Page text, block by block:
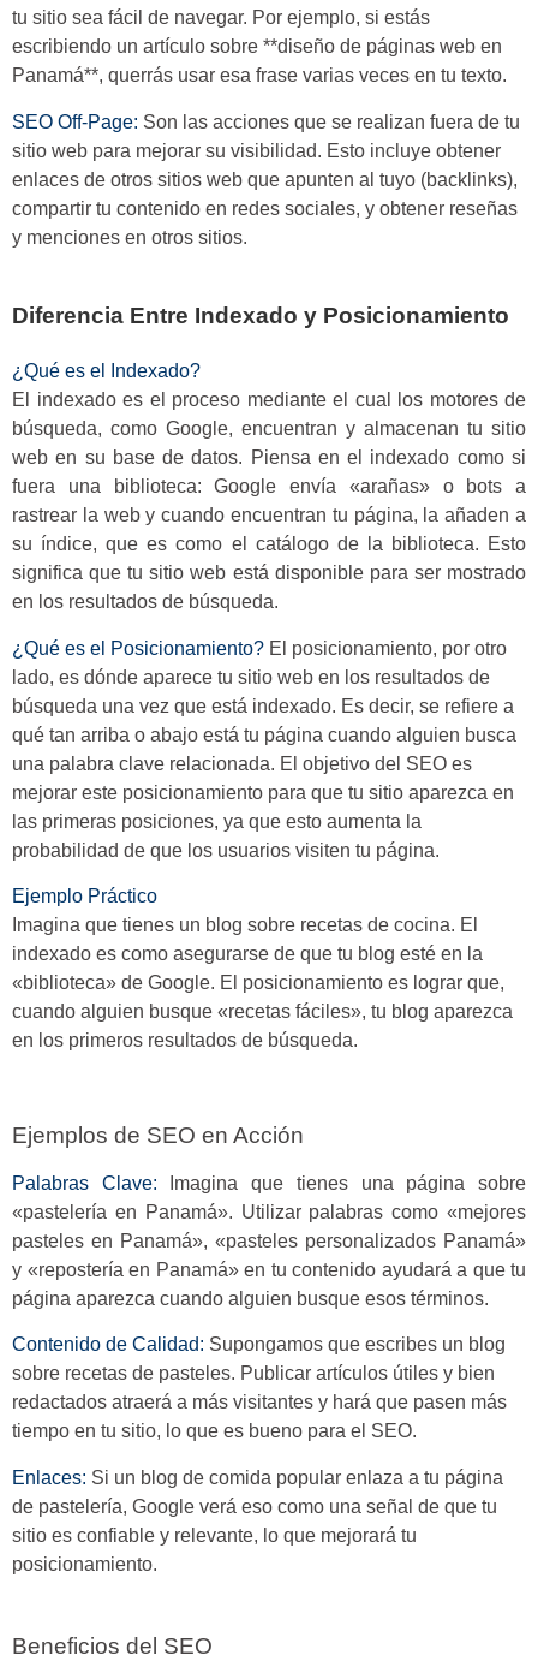
tu sitio sea fácil de navegar. Por ejemplo, si estás
escribiendo un artículo sobre **diseño de páginas web en
Panamá**, querrás usar esa frase varias veces en tu texto.
SEO Off-Page: Son las acciones que se realizan fuera de tu
sitio web para mejorar su visibilidad. Esto incluye obtener
enlaces de otros sitios web que apunten al tuyo (backlinks),
compartir tu contenido en redes sociales, y obtener reseñas
y menciones en otros sitios.
Diferencia Entre Indexado y Posicionamiento
¿Qué es el Indexado?
El indexado es el proceso mediante el cual los motores de
búsqueda, como Google, encuentran y almacenan tu sitio
web en su base de datos. Piensa en el indexado como si
fuera una biblioteca: Google envía «arañas» o bots a
rastrear la web y cuando encuentran tu página, la añaden a
su índice, que es como el catálogo de la biblioteca. Esto
significa que tu sitio web está disponible para ser mostrado
en los resultados de búsqueda.
¿Qué es el Posicionamiento? El posicionamiento, por otro
lado, es dónde aparece tu sitio web en los resultados de
búsqueda una vez que está indexado. Es decir, se refiere a
qué tan arriba o abajo está tu página cuando alguien busca
una palabra clave relacionada. El objetivo del SEO es
mejorar este posicionamiento para que tu sitio aparezca en
las primeras posiciones, ya que esto aumenta la
probabilidad de que los usuarios visiten tu página.
Ejemplo Práctico
Imagina que tienes un blog sobre recetas de cocina. El
indexado es como asegurarse de que tu blog esté en la
«biblioteca» de Google. El posicionamiento es lograr que,
cuando alguien busque «recetas fáciles», tu blog aparezca
en los primeros resultados de búsqueda.
Ejemplos de SEO en Acción
Palabras Clave:
Imagina que tienes una página sobre
«pastelería en Panamá». Utilizar palabras como «mejores
pasteles en Panamá», «pasteles personalizados Panamá»
y «repostería en Panamá» en tu contenido ayudará a que tu
página aparezca cuando alguien busque esos términos.
Contenido de Calidad: Supongamos que escribes un blog
sobre recetas de pasteles. Publicar artículos útiles y bien
redactados atraerá a más visitantes y hará que pasen más
tiempo en tu sitio, lo que es bueno para el SEO.
Enlaces: Si un blog de comida popular enlaza a tu página
de pastelería, Google verá eso como una señal de que tu
sitio es confiable y relevante, lo que mejorará tu
posicionamiento.
Beneficios del SEO